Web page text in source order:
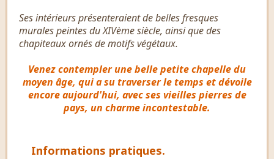
Ses intérieurs présenteraient de belles fresques
murales peintes du XIVème siècle, ainsi que des
chapiteaux ornés de motifs végétaux.
Venez contempler une belle petite chapelle du
moyen âge, qui a su traverser le temps et dévoile
encore aujourd'hui, avec ses vieilles pierres de
pays, un charme incontestable.
Informations pratiques.